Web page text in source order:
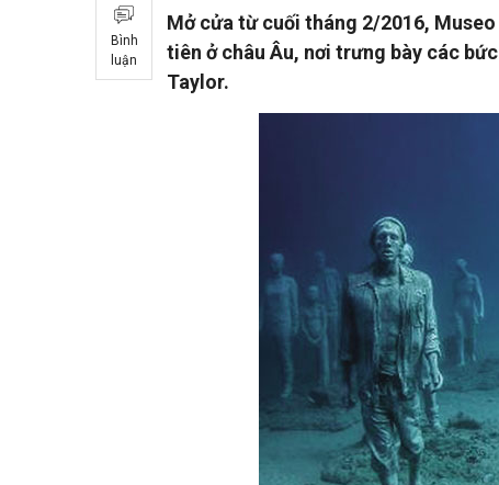
Bình
luận
Mở cửa từ cuối tháng 2/2016,
tiên ở châu Âu, nơi trưng bày các
Taylor.